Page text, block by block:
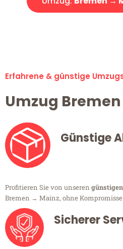
Erfahrene & günstige
Umzug
Günstige
Profitieren Sie von unseren
Bremen → Mainz, ohne
Sicherer